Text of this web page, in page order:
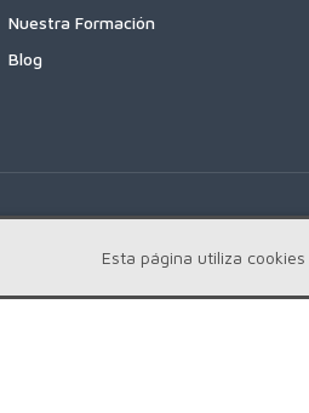
Nuestra Formación
Blog
Copyright | Centro Edward Bach © 2018
Esta página utiliza